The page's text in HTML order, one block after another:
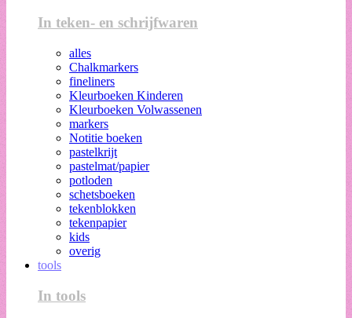
In teken- en schrijfwaren
alles
Chalkmarkers
fineliners
Kleurboeken Kinderen
Kleurboeken Volwassenen
markers
Notitie boeken
pastelkrijt
pastelmat/papier
potloden
schetsboeken
tekenblokken
tekenpapier
kids
overig
tools
In tools